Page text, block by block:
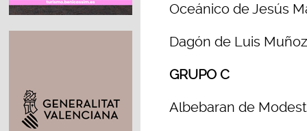
Oceánico de Jesús
Dagón de Luis
GRUPO C
Albebaran de